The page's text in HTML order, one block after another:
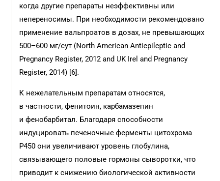
когда другие препараты неэффективны или
непереносимы. При необходимости рекомендовано
применение вальпроатов в дозах, не превышающих
500–600 мг/сут (North American Antiepileptic and
Pregnancy Register, 2012 and UK Irel and Pregnancy
Register, 2014) [6].
К нежелательным препаратам относятся,
в частности, фенитоин, карбамазепин
и фенобарбитал. Благодаря способности
индуцировать печеночные ферменты цитохрома
Р450 они увеличивают уровень глобулина,
связывающего половые гормоны сыворотки, что
приводит к снижению биологической активности